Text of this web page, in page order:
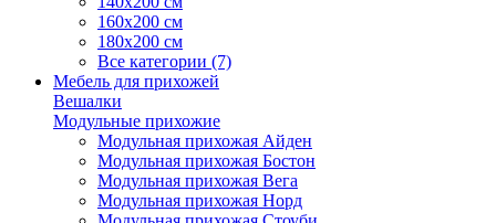
160х200 см
180х200 см
Все категории (7)
Мебель для прихожей
Вешалки
Модульные прихожие
Модульная прихожая Айден
Модульная прихожая Бостон
Модульная прихожая Вега
Модульная прихожая Норд